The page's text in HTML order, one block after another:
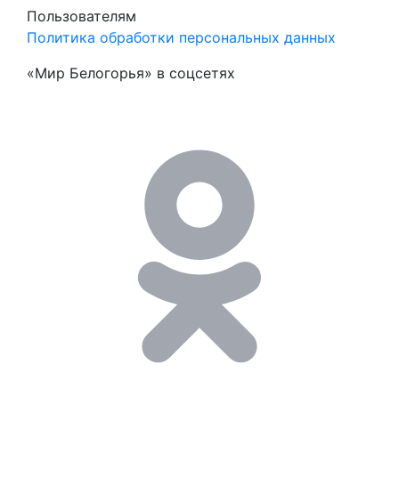
Пользователям
Политика обработки персональных данных
«Мир Белогорья» в соцсетях